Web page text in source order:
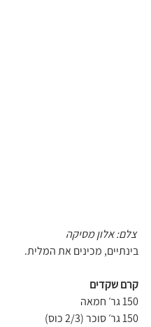
צלם: אלון מסיקה
בינתיים, מכינים את המלית.
קרם שקדים
150 גר׳ חמאה
150 גר׳ סוכר (2/3 כוס)